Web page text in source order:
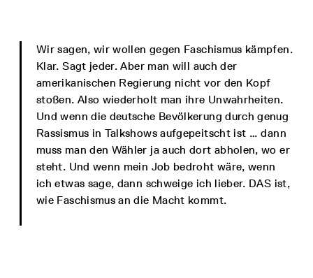
Wir sagen, wir wollen gegen Faschismus kämpfen.
Klar. Sagt jeder. Aber man will auch der
amerikanischen Regierung nicht vor den Kopf
stoßen. Also wiederholt man ihre Unwahrheiten.
Und wenn die deutsche Bevölkerung durch genug
Rassismus in Talkshows aufgepeitscht ist … dann
muss man den Wähler ja auch dort abholen, wo er
steht. Und wenn mein Job bedroht wäre, wenn
ich etwas sage, dann schweige ich lieber. DAS ist,
wie Faschismus an die Macht kommt.